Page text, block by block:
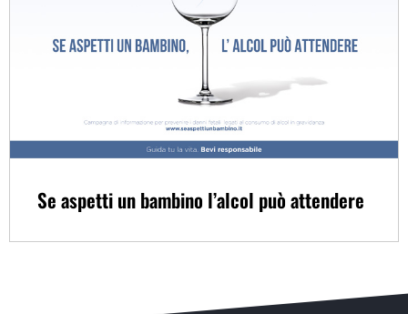
Se aspetti un bambino l’alcol può attendere